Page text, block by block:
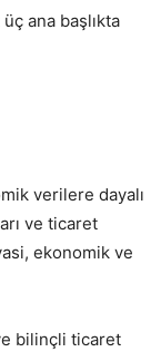
ana başlıkta
verilere dayalı
ve ticaret
ekonomik ve
bilinçli ticaret